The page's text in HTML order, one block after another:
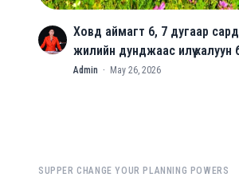
A
Ховд аймагт 6, 7 дугаар
жилийн дунджаас илүү халуун
төлөвтэй байна
Admin · May 26, 2026
SUPPER CHANGE YOUR PLANNING POWERS